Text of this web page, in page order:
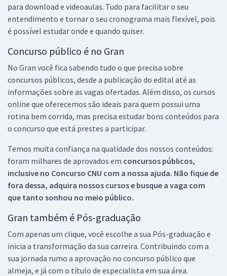
para download e videoaulas. Tudo para facilitar o seu
entendimento e tornar o seu cronograma mais flexível, pois
é possível estudar onde e quando quiser.
Concurso público é no Gran
No Gran você fica sabendo tudo o que precisa sobre
concursos públicos, desde a publicação do edital até as
informações sobre as vagas ofertadas. Além disso, os cursos
online que oferecemos são ideais para quem possui uma
rotina bem corrida, mas precisa estudar bons conteúdos para
o concurso que está prestes a participar.
Temos muita confiança na qualidade dos nossos conteúdos:
foram milhares de aprovados em concursos públicos,
inclusive no Concurso CNU com a nossa ajuda. Não fique de
fora dessa, adquira nossos cursos e busque a vaga com
que tanto sonhou no meio público.
Gran também é Pós-graduação
Com apenas um clique, você escolhe a sua Pós-graduação e
inicia a transformação da sua carreira. Contribuindo com a
sua jornada rumo a aprovação no concurso público que
almeja, e já com o título de especialista em sua área.